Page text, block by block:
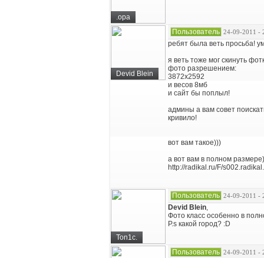
.opa
Devid Blein
Пользователь 24-09-2011 -
ребят была веть просьба!
я веть тоже мог скинуть
фото разрешением:
3872х2592
и весов 8мб
и сайт бы поплыл!
админы а вам совет
кривило!
вот вам такое)))
а вот вам в полном размере)
http://radikal.ru/F/
Ton1c.
Пользователь 24-09-2011 -
Devid Blein,
Фото класс особенно в
P.s какой город? :D
Пользователь 24-09-2011 -